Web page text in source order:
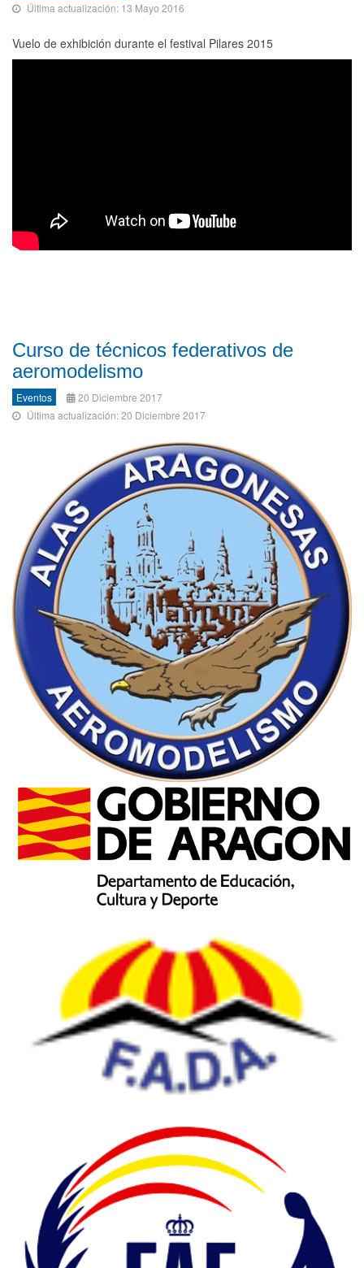
Última actualización: 13 Mayo 2016
Vuelo de exhibición durante el festival Pilares 2015
Curso de técnicos federativos de
aeromodelismo
Eventos
20 Diciembre 2017
Última actualización: 20 Diciembre 2017